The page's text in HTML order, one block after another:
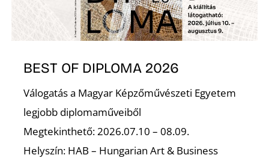
BEST OF DIPLOMA 2026
Válogatás a Magyar Képzőművészeti Egyetem
legjobb diplomaműveiből
Megtekinthető: 2026.07.10 – 08.09.
Helyszín: HAB – Hungarian Art & Business